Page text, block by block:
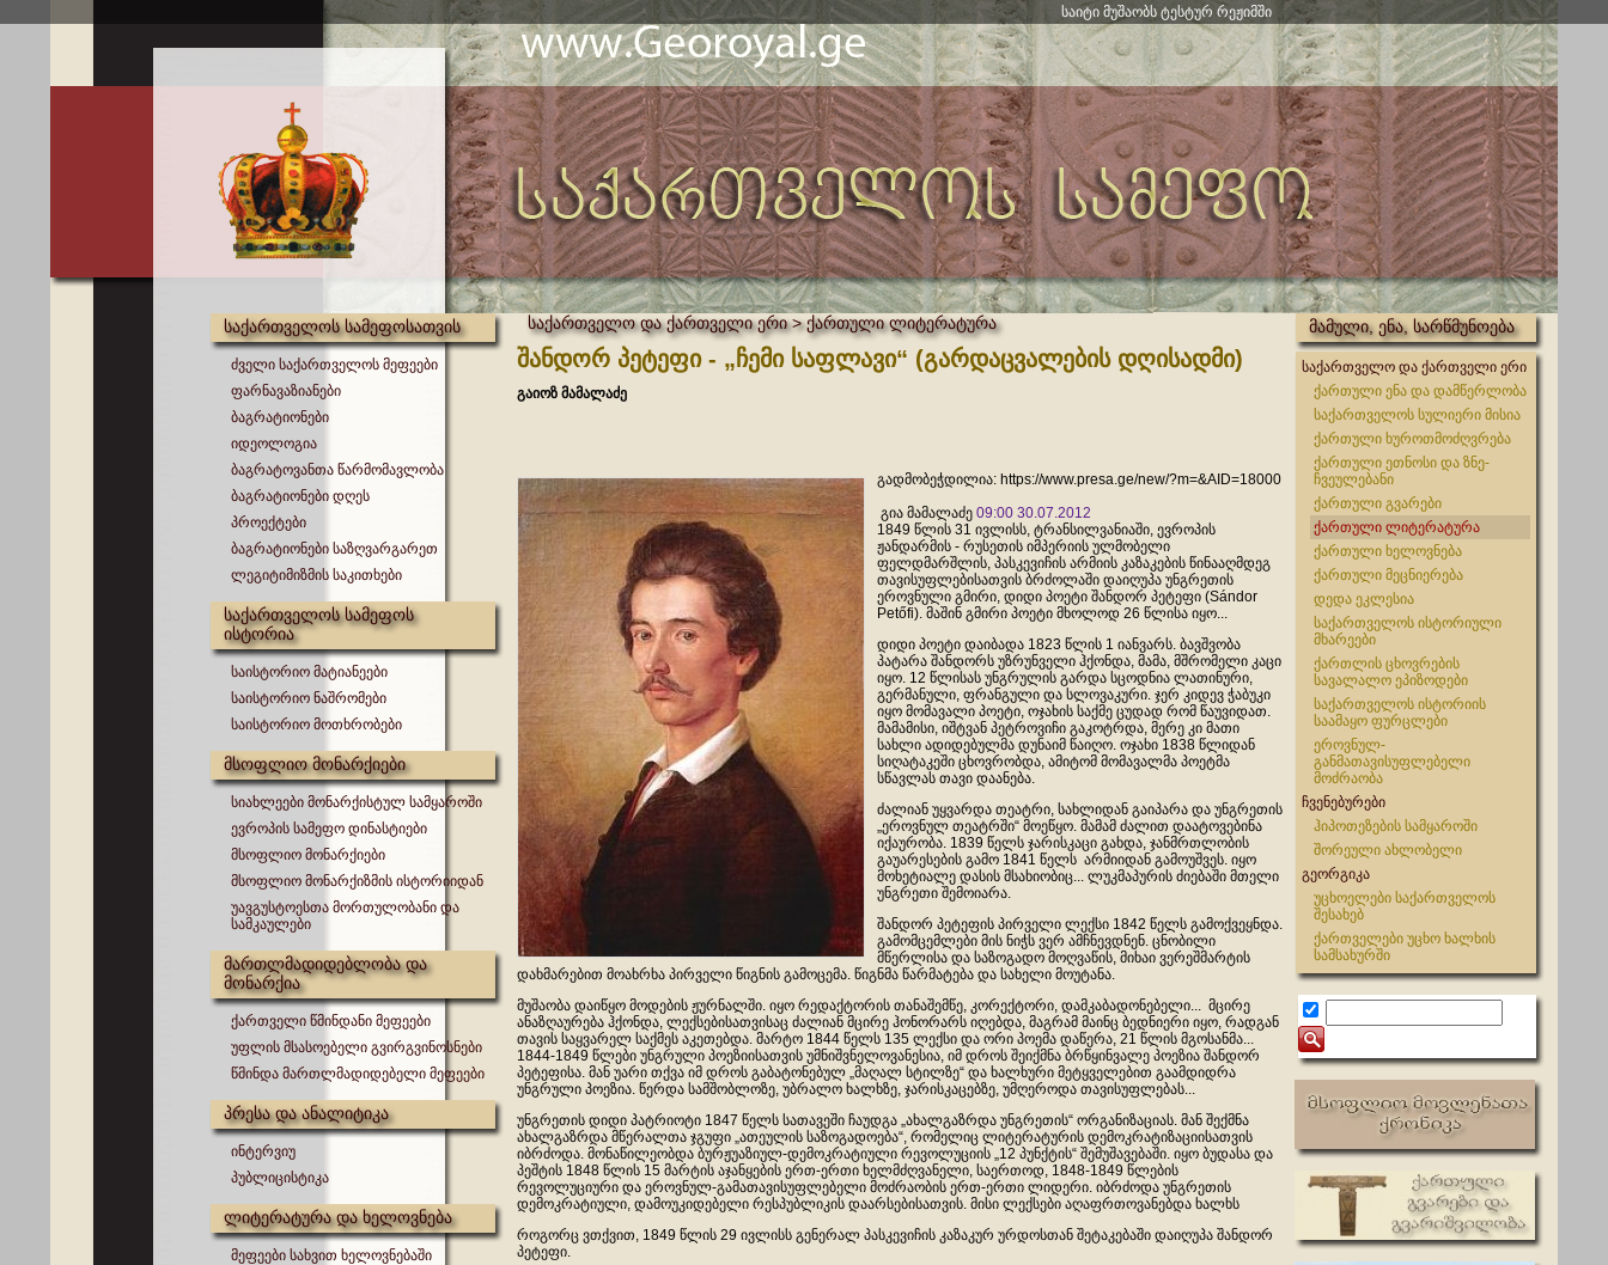
საიტი მუშაობს ტესტურ რეჟიმში
საქართველოს სამეფოსათვის
ძველი საქართველოს მეფეები
ფარნავაზიანები
ბაგრატიონები
იდეოლოგია
ბაგრატოვანთა წარმომავლობა
ბაგრატიონები დღეს
პროექტები
ბაგრატიონები საზღვარგარეთ
ლეგიტიმიზმის საკითხები
საქართველოს სამეფოს
ისტორია
საისტორიო მატიანეები
საისტორიო ნაშრომები
საისტორიო მოთხრობები
მსოფლიო მონარქიები
სიახლეები მონარქისტულ სამყაროში
ევროპის სამეფო დინასტიები
მსოფლიო მონარქიები
მსოფლიო მონარქიზმის ისტორიიდან
უავგუსტოესთა მორთულობანი და
სამკაულები
მართლმადიდებლობა და
მონარქია
ქართველი წმინდანი მეფეები
უფლის მსასოებელი გვირგვინოსნები
წმინდა მართლმადიდებელი მეფეები
პრესა და ანალიტიკა
ინტერვიუ
პუბლიცისტიკა
ლიტერატურა და ხელოვნება
მეფეები სახვით ხელოვნებაში
საქართველო და ქართველი ერი > ქართული ლიტერატურა
შანდორ პეტეფი - „ჩემი საფლავი“ (გარდაცვალების დღისადმი)
გაიოზ მამალაძე
გადმობეჭდილია: https://www.presa.ge/new/?m=&AID=18000
გია მამალაძე 09:00 30.07.2012
1849 წლის 31 ივლისს, ტრანსილვანიაში, ევროპის
ჟანდარმის - რუსეთის იმპერიის ულმობელი
ფელდმარშლის, პასკევიჩის არმიის კაზაკების წინააღმდეგ
თავისუფლებისათვის ბრძოლაში დაიღუპა უნგრეთის
ეროვნული გმირი, დიდი პოეტი შანდორ პეტეფი (Sándor
Petőfi). მაშინ გმირი პოეტი მხოლოდ 26 წლისა იყო...
დიდი პოეტი დაიბადა 1823 წლის 1 იანვარს. ბავშვობა
პატარა შანდორს უზრუნველი ჰქონდა, მამა, მშრომელი კაცი
იყო. 12 წლისას უნგრულის გარდა სცოდნია ლათინური,
გერმანული, ფრანგული და სლოვაკური. ჯერ კიდევ ჭაბუკი
იყო მომავალი პოეტი, ოჯახის საქმე ცუდად რომ წაუვიდათ.
მამამისი, იშტვან პეტროვიჩი გაკოტრდა, მერე კი მათი
სახლი ადიდებულმა დუნაიმ წაიღო. ოჯახი 1838 წლიდან
სიღატაკეში ცხოვრობდა, ამიტომ მომავალმა პოეტმა
სწავლას თავი დაანება.
ძალიან უყვარდა თეატრი, სახლიდან გაიპარა და უნგრეთის
„ეროვნულ თეატრში“ მოეწყო. მამამ ძალით დაატოვებინა
იქაურობა. 1839 წელს ჯარისკაცი გახდა, ჯანმრთლობის
გაუარესების გამო 1841 წელს არმიიდან გამოუშვეს. იყო
მოხეტიალე დასის მსახიობიც... ლუკმაპურის ძიებაში მთელი
უნგრეთი შემოიარა.
შანდორ პეტეფის პირველი ლექსი 1842 წელს გამოქვეყნდა.
გამომცემლები მის ნიჭს ვერ ამჩნევდნენ. ცნობილი
მწერლისა და საზოგადო მოღვაწის, მიხაი ვერეშმარტის
დახმარებით მოახრხა პირველი წიგნის გამოცემა. წიგნმა წარმატება და სახელი მოუტანა.
მუშაობა დაიწყო მოდების ჟურნალში. იყო რედაქტორის თანაშემწე, კორექტორი, დამკაბადონებელი... მცირე
ანაზღაურება ჰქონდა, ლექსებისათვისაც ძალიან მცირე ჰონორარს იღებდა, მაგრამ მაინც ბედნიერი იყო, რადგან
თავის საყვარელ საქმეს აკეთებდა. მარტო 1844 წელს 135 ლექსი და ორი პოემა დაწერა, 21 წლის მგოსანმა...
1844-1849 წლები უნგრული პოეზიისათვის უმნიშვნელოვანესია, იმ დროს შეიქმნა ბრწყინვალე პოეზია შანდორ
პეტეფისა. მან უარი თქვა იმ დროს გაბატონებულ „მაღალ სტილზე“ და ხალხური მეტყველებით გაამდიდრა
უნგრული პოეზია. წერდა სამშობლოზე, უბრალო ხალხზე, ჯარისკაცებზე, უმღეროდა თავისუფლებას...
უნგრეთის დიდი პატრიოტი 1847 წელს სათავეში ჩაუდგა „ახალგაზრდა უნგრეთის“ ორგანიზაციას. მან შექმნა
ახალგაზრდა მწერალთა ჯგუფი „ათეულის საზოგადოება“, რომელიც ლიტერატურის დემოკრატიზაციისათვის
იბრძოდა. მონაწილეობდა ბურჟუაზიულ-დემოკრატიული რევოლუციის „12 პუნქტის“ შემუშავებაში. იყო ბუდასა და
პეშტის 1848 წლის 15 მარტის აჯანყების ერთ-ერთი ხელმძღვანელი, საერთოდ, 1848-1849 წლების
რევოლუციური და ეროვნულ-გამათავისუფლებელი მოძრაობის ერთ-ერთი ლიდერი. იბრძოდა უნგრეთის
დემოკრატიული, დამოუკიდებელი რესპუბლიკის დაარსებისათვის. მისი ლექსები აღაფრთოვანებდა ხალხს
როგორც ვთქვით, 1849 წლის 29 ივლისს გენერალ პასკევიჩის კაზაკურ ურდოსთან შეტაკებაში დაიღუპა შანდორ
პეტეფი.
მამული, ენა, სარწმუნოება
საქართველო და ქართველი ერი
ქართული ენა და დამწერლობა
საქართველოს სულიერი მისია
ქართული ხუროთმოძღვრება
ქართული ეთნოსი და ზნე-
ჩვეულებანი
ქართული გვარები
ქართული ლიტერატურა
ქართული ხელოვნება
ქართული მეცნიერება
დედა ეკლესია
საქართველოს ისტორიული
მხარეები
ქართლის ცხოვრების
სავალალო ეპიზოდები
საქართველოს ისტორიის
საამაყო ფურცლები
ეროვნულ-
განმათავისუფლებელი
მოძრაობა
ჩვენებურები
ჰიპოთეზების სამყაროში
შორეული ახლობელი
გეორგიკა
უცხოელები საქართველოს
შესახებ
ქართველები უცხო ხალხის
სამსახურში